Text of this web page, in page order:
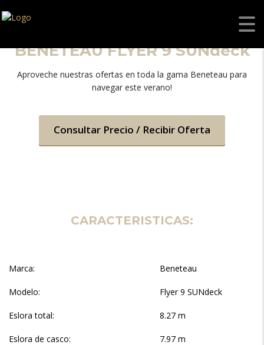
BENETEAU FLYER 9 SUNdeck
Aproveche nuestras ofertas en toda la gama Beneteau para
navegar este verano!
Consultar Precio / Recibir Oferta
CARACTERISTICAS:
Marca: Beneteau
Modelo: Flyer 9 SUNdeck
Eslora total: 8.27 m
Eslora de casco: 7.97 m